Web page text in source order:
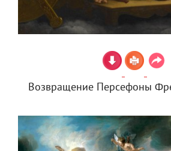
Возвращение Персефоны